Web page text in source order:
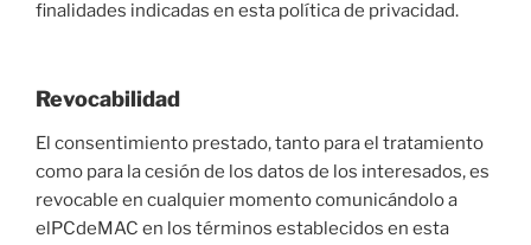
finalidades indicadas en esta política de privacidad.
Revocabilidad
El consentimiento prestado, tanto para el tratamiento
como para la cesión de los datos de los interesados, es
revocable en cualquier momento comunicándolo a
elPCdeMAC en los términos establecidos en esta